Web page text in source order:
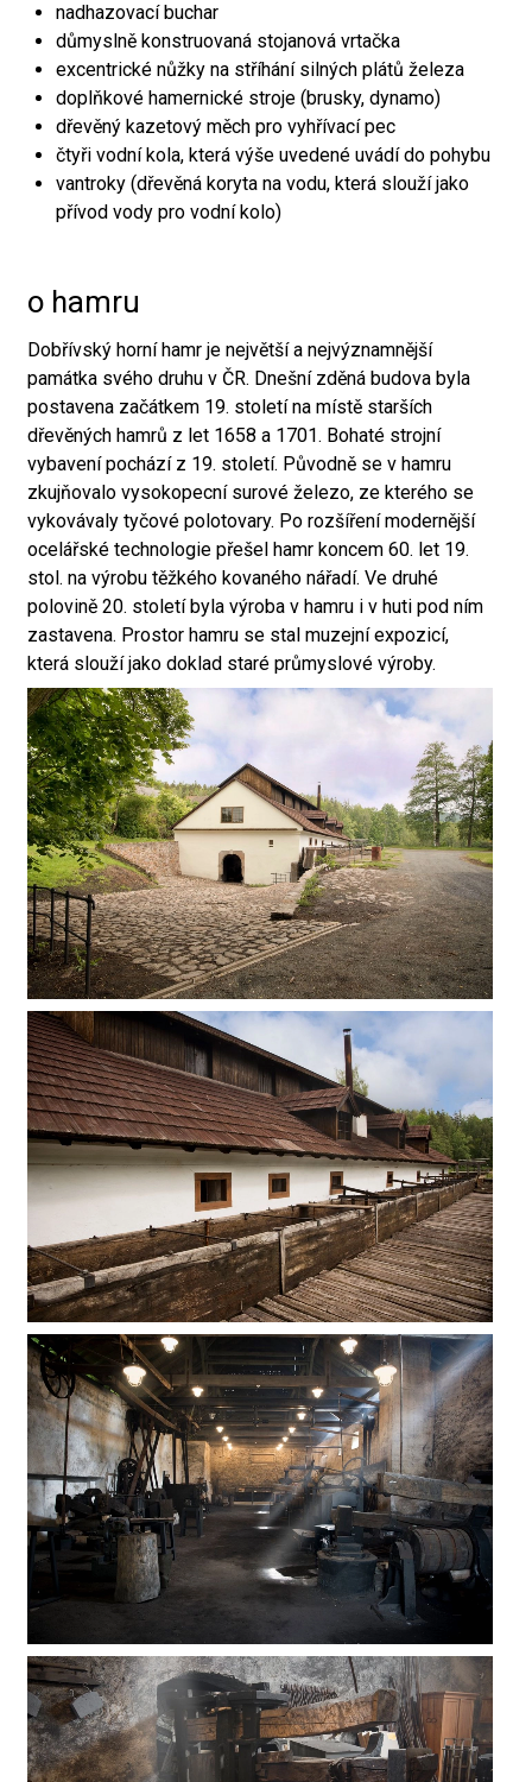
nadhazovací buchar
důmyslně konstruovaná stojanová vrtačka
excentrické nůžky na stříhání silných plátů železa
doplňkové hamernické stroje (brusky, dynamo)
dřevěný kazetový měch pro vyhřívací pec
čtyři vodní kola, která výše uvedené uvádí do pohybu
vantroky (dřevěná koryta na vodu, která slouží jako
přívod vody pro vodní kolo)
o hamru
Dobřívský horní hamr je největší a nejvýznamnější
památka svého druhu v ČR. Dnešní zděná budova byla
postavena začátkem 19. století na místě starších
dřevěných hamrů z let 1658 a 1701. Bohaté strojní
vybavení pochází z 19. století. Původně se v hamru
zkujňovalo vysokopecní surové železo, ze kterého se
vykovávaly tyčové polotovary. Po rozšíření modernější
ocelářské technologie přešel hamr koncem 60. let 19.
stol. na výrobu těžkého kovaného nářadí. Ve druhé
polovině 20. století byla výroba v hamru i v huti pod ním
zastavena. Prostor hamru se stal muzejní expozicí,
která slouží jako doklad staré průmyslové výroby.